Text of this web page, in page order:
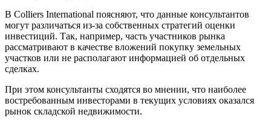
В Colliers International поясняют, что данные консультантов
могут различаться из-за собственных стратегий оценки
инвестиций. Так, например, часть участников рынка
рассматривают в качестве вложений покупку земельных
участков или не располагают информацией об отдельных
сделках.
При этом консультанты сходятся во мнении, что наиболее
востребованным инвесторами в текущих условиях оказался
рынок складской недвижимости.